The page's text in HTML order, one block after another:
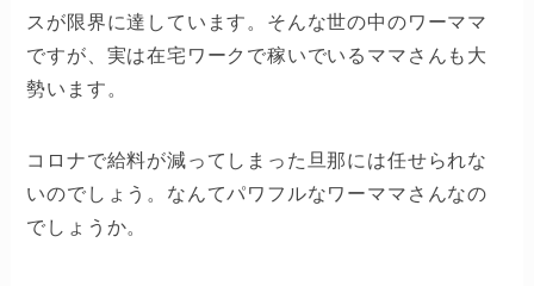
スが限界に達しています。そんな世の中のワーママ
ですが、実は在宅ワークで稼いでいるママさんも大
勢います。
コロナで給料が減ってしまった旦那には任せられな
いのでしょう。なんてパワフルなワーママさんなの
でしょうか。